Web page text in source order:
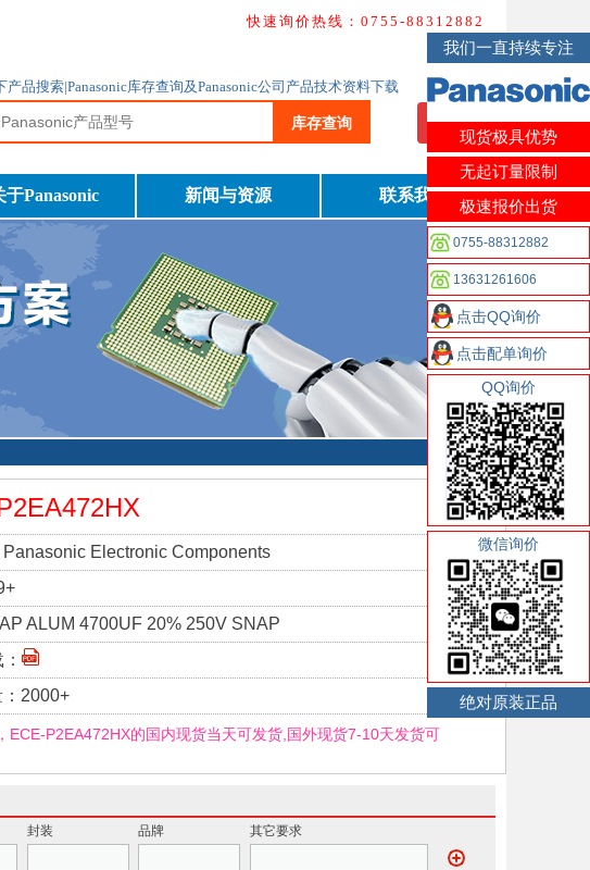
快速询价热线：0755-88312882
产品搜索|Panasonic库存查询及Panasonic公司产品技术资料下载
库存查询 我要询价
于Panasonic 新闻与资源 联系我们
Panasonic Electronic Components
ALUM 4700UF 20% 250V SNAP
2000+
ECE-P2EA472HX的国内现货当天可发货,国外现货7-10天发货可
封装 品牌 其它要求
我们一直持续专注
现货极具优势
无起订量限制
极速报价出货
0755-88312882
13631261606
点击QQ询价
点击配单询价
QQ询价
微信询价
绝对原装正品